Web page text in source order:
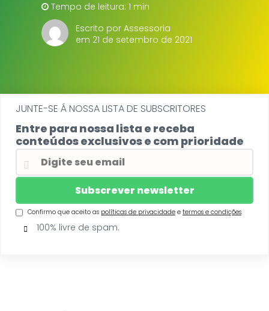
PROJETOSTempo de leitura: 1 min
Escrito por Assessoria
em 21 de setembro de 2021
JUNTE-SE Á NOSSA LISTA DE SUBSCRITORES
Entre para nossa lista e receba
conteúdos exclusivos e com prioridade
Confirmo que aceito as políticas de privacidadee termos e condições.
100% livre de spam.